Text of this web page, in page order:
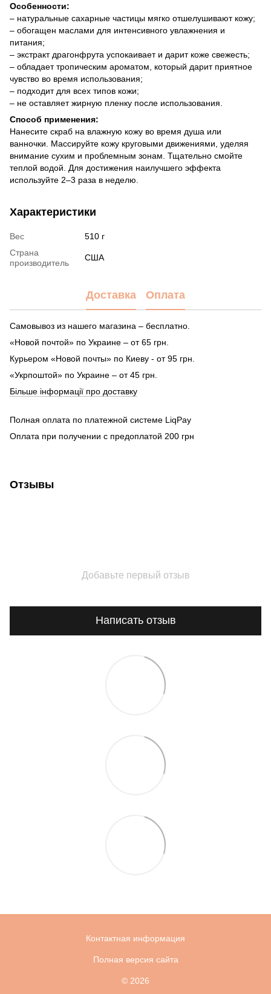
Особенности:
– натуральные сахарные частицы мягко отшелушивают кожу;
– обогащен маслами для интенсивного увлажнения и
питания;
– экстракт драгонфрута успокаивает и дарит коже свежесть;
– обладает тропическим ароматом, который дарит приятное
чувство во время использования;
– подходит для всех типов кожи;
– не оставляет жирную пленку после использования.
Способ применения:
Нанесите скраб на влажную кожу во время душа или
ванночки. Массируйте кожу круговыми движениями, уделяя
внимание сухим и проблемным зонам. Тщательно смойте
теплой водой. Для достижения наилучшего эффекта
используйте 2–3 раза в неделю.
Характеристики
Вес
510 г
Страна
производитель
США
Доставка Оплата
Самовывоз из нашего магазина – бесплатно.
«Новой почтой» по Украине – от 65 грн.
Курьером «Новой почты» по Киеву - от 95 грн.
«Укрпоштой» по Украине – от 45 грн.
Більше інформації про доставку
Полная оплата по платежной системе LiqPay
Оплата при получении с предоплатой 200 грн
Отзывы
Добавьте первый отзыв
Написать отзыв
Контактная информация
Полная версия сайта
© 2026